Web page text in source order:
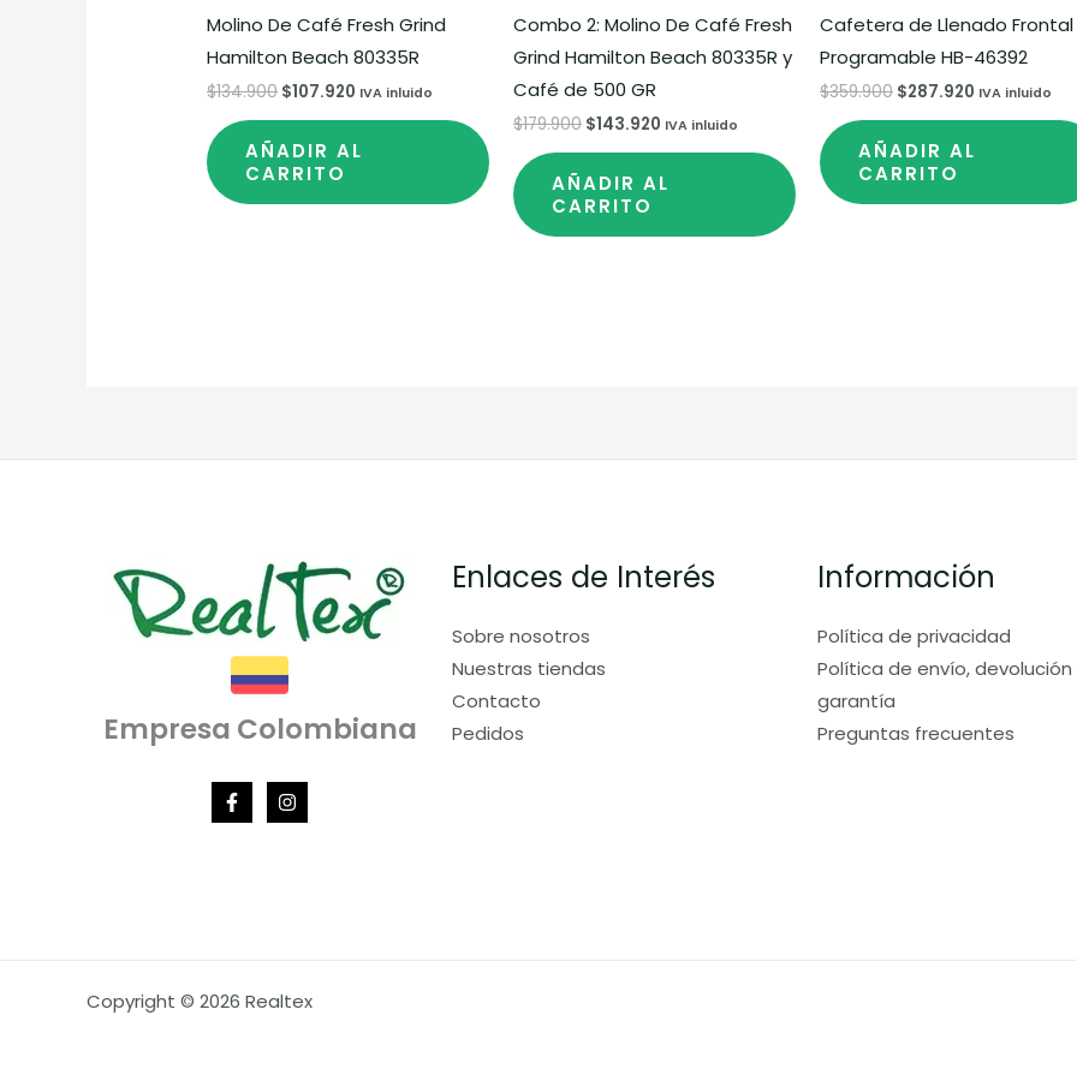
Molino De Café Fresh Grind
Hamilton Beach 80335R
$134.900 $107.920 IVA inluido
AÑADIR AL
CARRITO
Combo 2: Molino De Café Fresh
Grind Hamilton Beach 80335R y
Café de 500 GR
$179.900 $143.920 IVA inluido
AÑADIR AL
CARRITO
Cafetera de Llenado Frontal
Programable HB-46392
$359.900 $287.920 IVA inluido
AÑADIR AL
CARRITO
Empresa Colombiana
Enlaces de Interés
Sobre nosotros
Nuestras tiendas
Contacto
Pedidos
Información
Política de privacidad
Política de envío, devolución
garantía
Preguntas frecuentes
Copyright © 2026 Realtex